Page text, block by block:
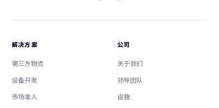
解决方案
第三方物流
设备开发
市场准入
公司
关于我们
领导团队
设施